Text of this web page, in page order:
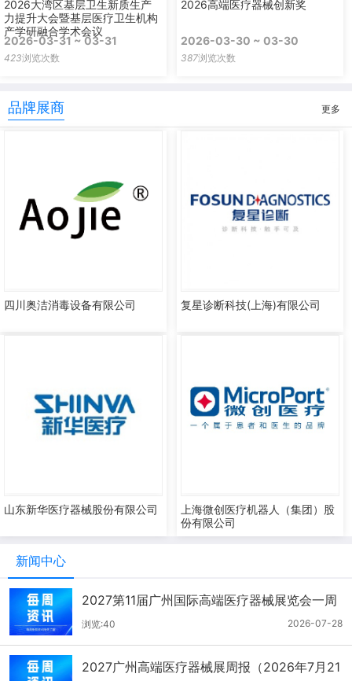
2026大湾区基层卫生新质生产
力提升大会暨基层医疗卫生机构
产学研融合学术会议
2026-03-31 ~ 03-31
423浏览次数
2026高端医疗器械创新奖
2026-03-30 ~ 03-30
387浏览次数
品牌展商 更多
四川奥洁消毒设备有限公司 复星诊断科技(上海)有限公司
山东新华医疗器械股份有限公司
上海微创医疗机器人（集团）股
份有限公司
新闻中心
2027第11届广州国际高端医疗器械展览会一周
报（7.22-7.28）
2026-07-28
浏览:40
2027广州高端医疗器械展周报（2026年7月21